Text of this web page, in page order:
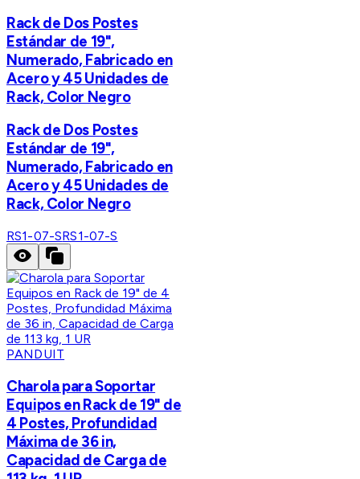
Rack de Dos Postes
Estándar de 19",
Numerado, Fabricado en
Acero y 45 Unidades de
Rack, Color Negro
Rack de Dos Postes
Estándar de 19",
Numerado, Fabricado en
Acero y 45 Unidades de
Rack, Color Negro
RS1-07-SRS1-07-S
PANDUIT
Charola para Soportar
Equipos en Rack de 19" de
4 Postes, Profundidad
Máxima de 36 in,
Capacidad de Carga de